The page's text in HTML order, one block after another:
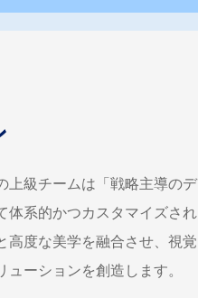
上級チームは「戦略主導のデ
体系的かつカスタマイズされ
高度な美学を融合させ、視覚
ーションを創造します。